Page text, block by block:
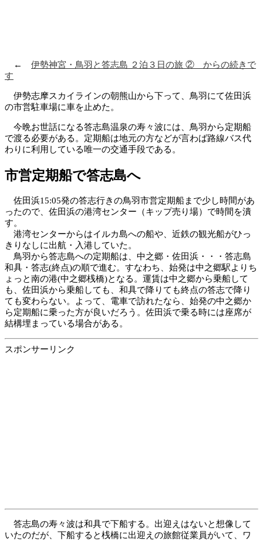
← 伊勢神宮・鳥羽と答志島 ２泊３日の旅 ② からの続きで
す
伊勢志摩スカイラインの朝熊山から下って、鳥羽にて佐田浜
の市営駐車場に車を止めた。
今晩お世話になる答志島温泉の寿々波には、鳥羽から定期船
で渡る必要がある。定期船は地元の方などが言わば路線バス代
わりに利用している唯一の交通手段である。
市営定期船で答志島へ
佐田浜15:05発の答志行きの鳥羽市営定期船まで少し時間があ
ったので、佐田浜の港湾センター（キップ売り場）で時間を潰
す。
港湾センターからはイルカ島への船や、近鉄の観光船がひっ
きりなしに出航・入港していた。
鳥羽から答志島への定期船は、中之郷・佐田浜・・・答志島
和具・答志(終点)の順で進む。すなわち、始発は中之郷駅よりち
ょっと南の港(中之郷桟橋)となる。運賃は中之郷から乗船して
も、佐田浜から乗船しても、和具で降りても終点の答志で降り
ても変わらない。よって、電車で訪れたなら、始発の中之郷か
ら定期船に乗った方が良いだろう。佐田浜で乗る時には座席が
結構埋まっている場合がある。
スポンサーリンク
答志島の寿々波は和具で下船する。出迎えはないと想像して
いたのだが、下船すると桟橋に出迎えの旅館従業員がいて、ワ